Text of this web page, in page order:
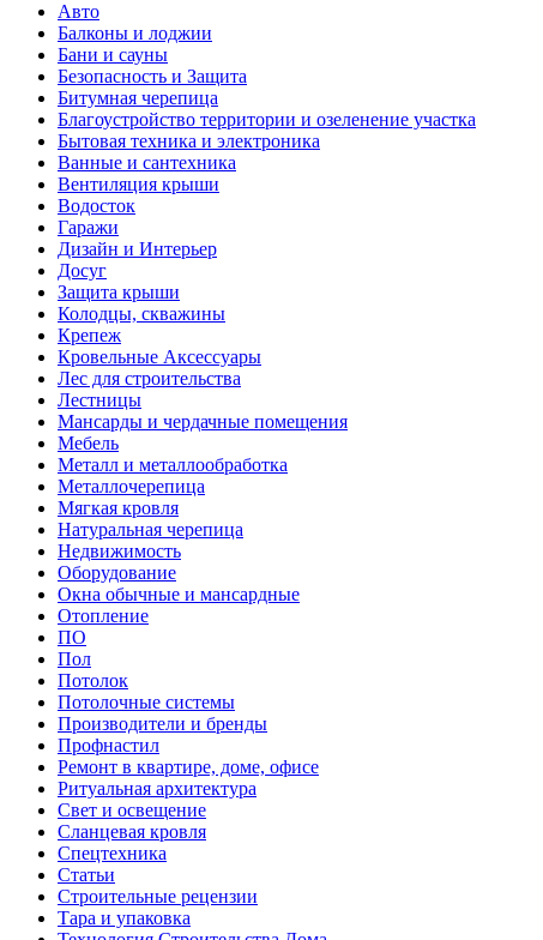
Авто
Балконы и лоджии
Бани и сауны
Безопасность и Защита
Битумная черепица
Благоустройство территории и озеленение участка
Бытовая техника и электроника
Ванные и сантехника
Вентиляция крыши
Водосток
Гаражи
Дизайн и Интерьер
Досуг
Защита крыши
Колодцы, скважины
Крепеж
Кровельные Аксессуары
Лес для строительства
Лестницы
Мансарды и чердачные помещения
Мебель
Металл и металлообработка
Металлочерепица
Мягкая кровля
Натуральная черепица
Недвижимость
Оборудование
Окна обычные и мансардные
Отопление
ПО
Пол
Потолок
Потолочные системы
Производители и бренды
Профнастил
Ремонт в квартире, доме, офисе
Ритуальная архитектура
Свет и освещение
Сланцевая кровля
Спецтехника
Статьи
Строительные рецензии
Тара и упаковка